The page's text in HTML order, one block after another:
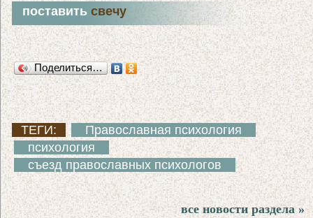
поставитьсвечу
Поделиться…
ТЕГИ:
Православная психология
психология
съезд православных психологов
все новости раздела »